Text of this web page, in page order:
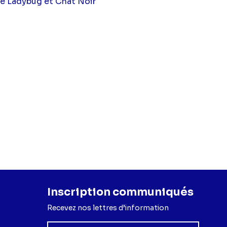
Inscription communiqués
Recevez nos lettres d’information